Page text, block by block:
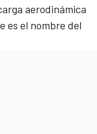
aerodinámica
es el nombre del